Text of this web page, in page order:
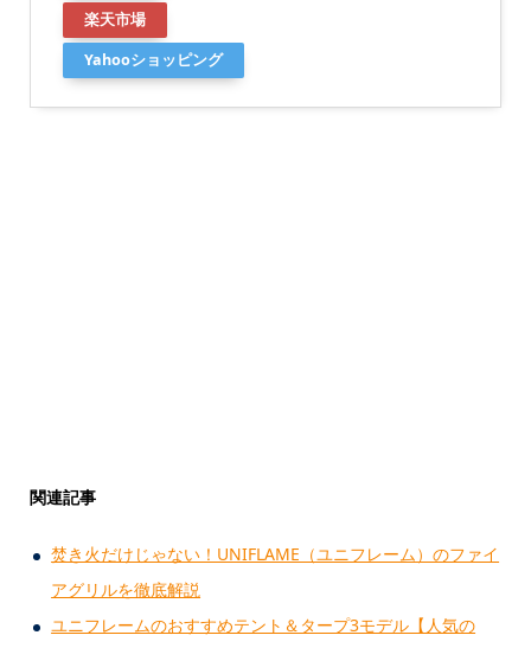
楽天市場
Yahooショッピング
関連記事
焚き火だけじゃない！UNIFLAME（ユニフレーム）のファイ
アグリルを徹底解説
ユニフレームのおすすめテント＆タープ3モデル【人気の